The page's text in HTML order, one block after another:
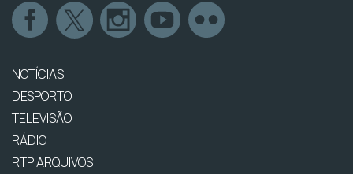
NOTÍCIAS
DESPORTO
TELEVISÃO
RÁDIO
RTP ARQUIVOS